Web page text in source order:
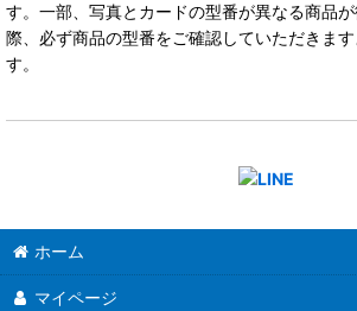
す。一部、写真とカードの型番が異なる商品
際、必ず商品の型番をご確認していただきま
す。
ホーム
マイページ